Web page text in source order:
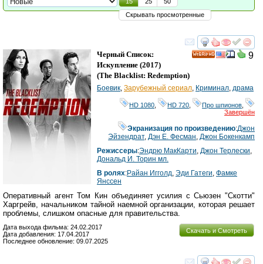
15 25
50
Скрывать просмотренные
смотреть
9
Черный Список:
Искупление (2017)
(The Blacklist: Redemption)
Боевик Зарубежный сериал Криминал драма
HD 1080 HD 720 Про шпионов
Завершён
Экранизация по произведению:Джон
Эйзендрат, Дэн Е. Фесман Джон Бокенкамп
Режиссеры:Эндрю МакКарти Джон Терлески
Дональд И. Торин мл.
В ролях:Райан Игголд Эди Гатеги Фамке
Янссен
Оперативный агент Том Кин объединяет усилия с Сьюзен "Скотти"
Харгрейв, начальником тайной наемной организации, которая решает
проблемы, слишком опасные для правительства.
Скачать и Смотреть
Дата выхода фильма: 24.02.2017
Дата добавления: 17.04.2017
Последнее обновление: 09.07.2025